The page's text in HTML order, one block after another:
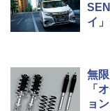
イ
無
「
ョン